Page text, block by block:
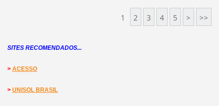
1 2 3 4 5 > >>
SITES RECOMENDADOS...
> ACESSO
> UNISOL BRASIL